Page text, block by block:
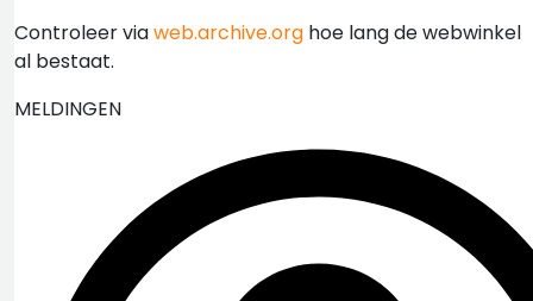
Controleer viaweb.archive.org hoe lang de webwinkel
al bestaat.
MELDINGEN